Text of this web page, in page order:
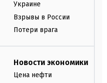
Украине
Взрывы в России
Потери врага
Новости экономики
Цена нефти